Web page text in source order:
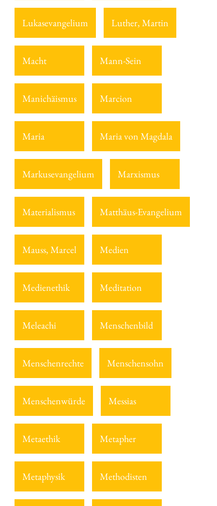
Lukasevangelium Luther, Martin
Macht Mann-Sein
Manichäismus Marcion
Maria Maria von Magdala
Markusevangelium Marxismus
Materialismus Matthäus-Evangelium
Mauss, Marcel Medien
Medienethik Meditation
Meleachi Menschenbild
Menschenrechte Menschensohn
Menschenwürde Messias
Metaethik Metapher
Metaphysik Methodisten